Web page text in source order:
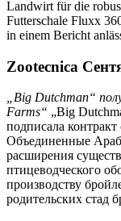
Landwirt für die
Futterschale Fluxx
in einem Bericht
Zootecnica
Big Dutchman“
Farms“ „Big
подписала контракт
Объединенные
расширения
птицеводческого
производству
родительских стад